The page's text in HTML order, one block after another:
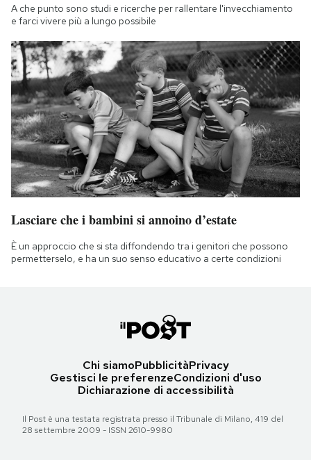
A che punto sono studi e ricerche per rallentare l'invecchiamento
e farci vivere più a lungo possibile
Lasciare che i bambini si annoino d’estate
È un approccio che si sta diffondendo tra i genitori che possono
permetterselo, e ha un suo senso educativo a certe condizioni
Chi siamoPubblicitàPrivacy
Gestisci le preferenzeCondizioni d'uso
Dichiarazione di accessibilità
Il Post è una testata registrata presso il Tribunale di Milano, 419 del
28 settembre 2009 - ISSN 2610-9980